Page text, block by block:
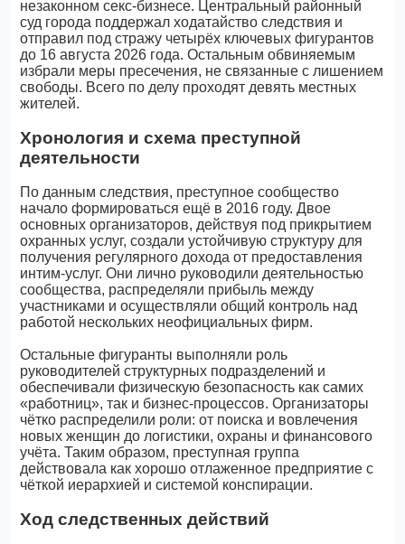
незаконном секс-бизнесе. Центральный районный
суд города поддержал ходатайство следствия и
отправил под стражу четырёх ключевых фигурантов
до 16 августа 2026 года. Остальным обвиняемым
избрали меры пресечения, не связанные с лишением
свободы. Всего по делу проходят девять местных
жителей.
Хронология и схема преступной
деятельности
По данным следствия, преступное сообщество
начало формироваться ещё в 2016 году. Двое
основных организаторов, действуя под прикрытием
охранных услуг, создали устойчивую структуру для
получения регулярного дохода от предоставления
интим-услуг. Они лично руководили деятельностью
сообщества, распределяли прибыль между
участниками и осуществляли общий контроль над
работой нескольких неофициальных фирм.
Остальные фигуранты выполняли роль
руководителей структурных подразделений и
обеспечивали физическую безопасность как самих
«работниц», так и бизнес-процессов. Организаторы
чётко распределили роли: от поиска и вовлечения
новых женщин до логистики, охраны и финансового
учёта. Таким образом, преступная группа
действовала как хорошо отлаженное предприятие с
чёткой иерархией и системой конспирации.
Ход следственных действий